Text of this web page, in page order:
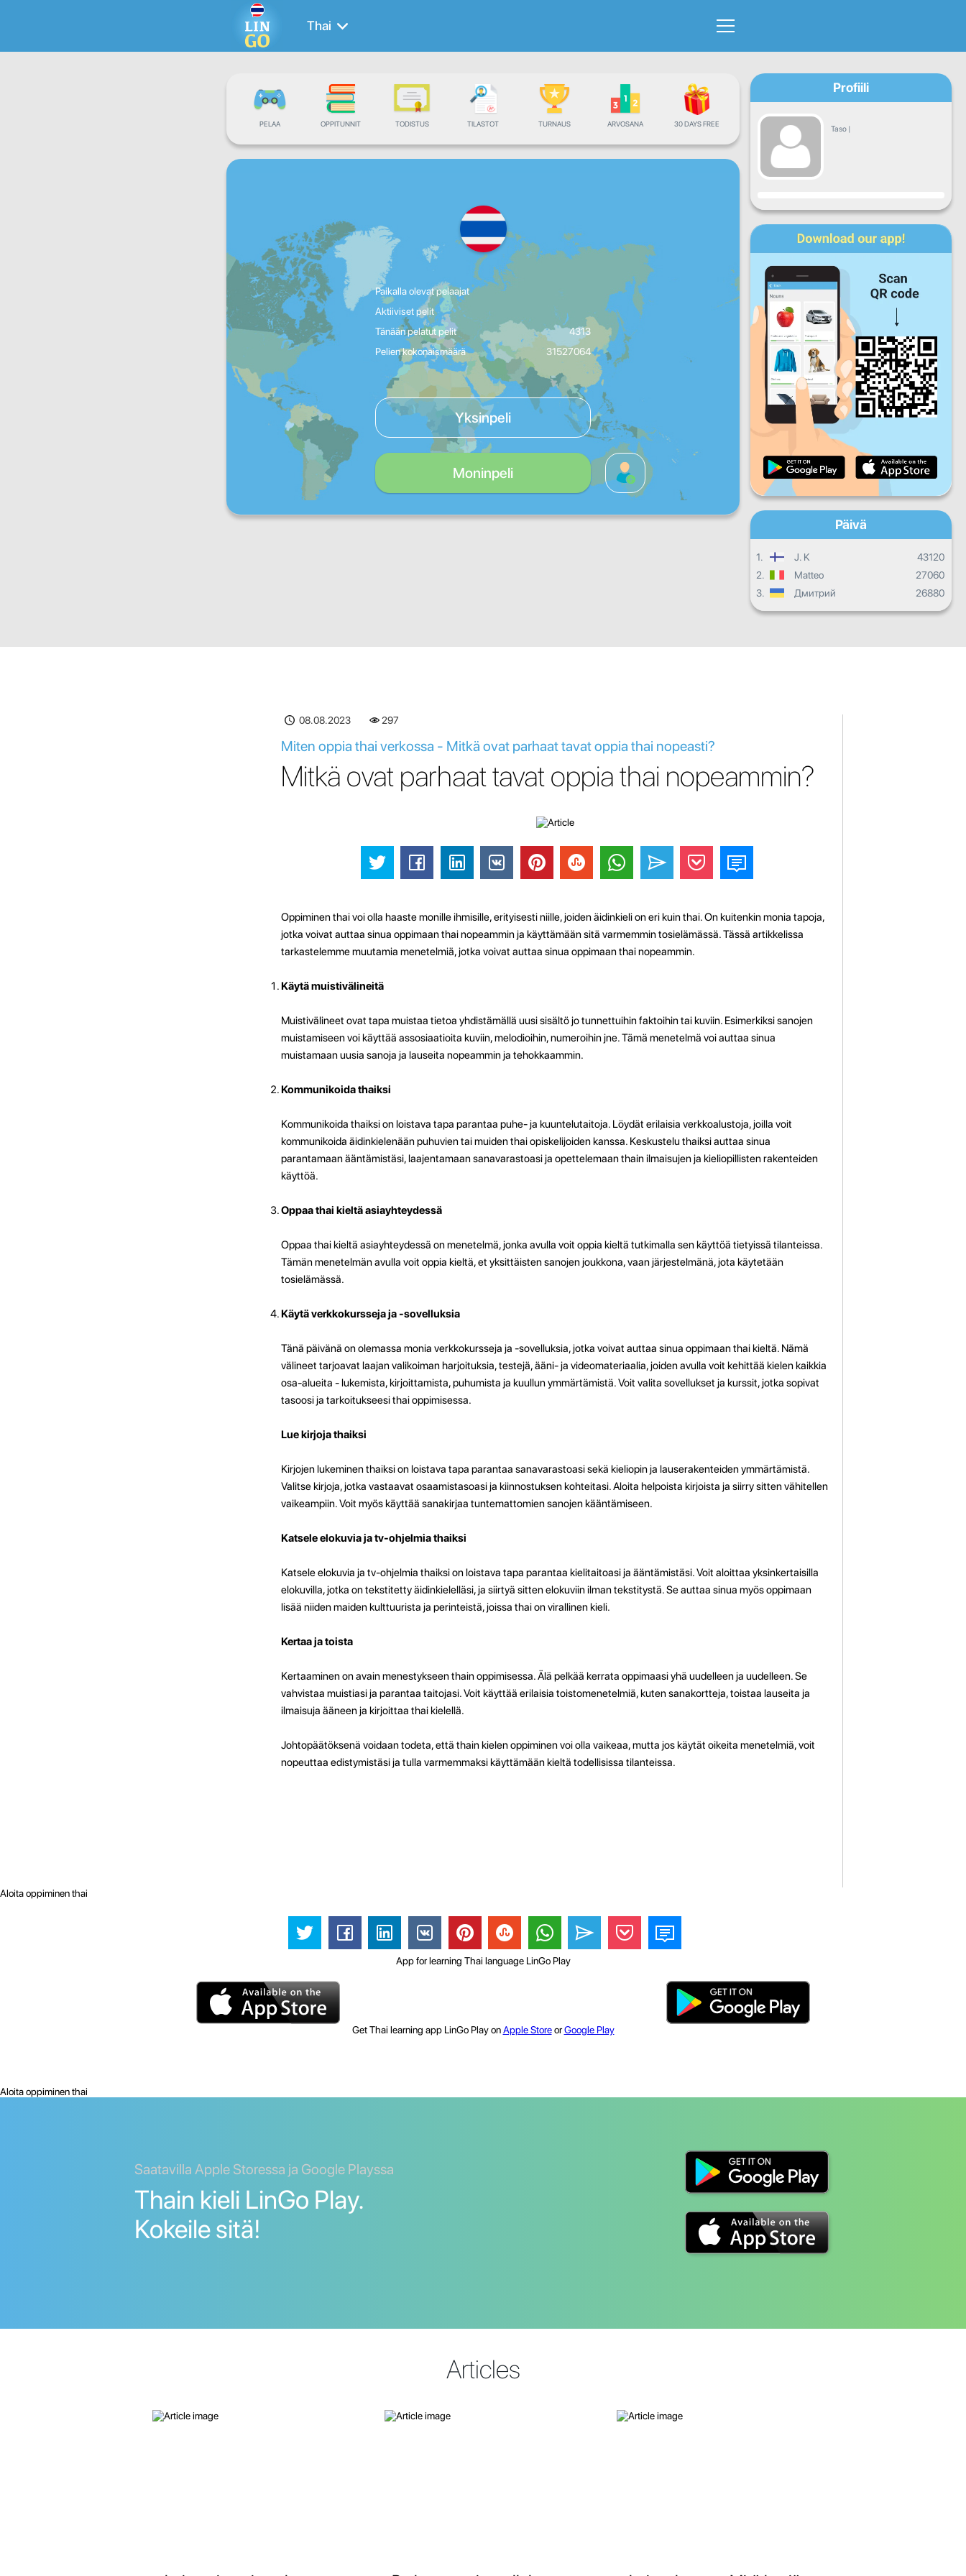
Thai
PELAA OPPITUNNIT TODISTUS TILASTOT TURNAUS ARVOSANA 30 DAYS FREE
Paikalla olevat pelaajat
Aktiiviset pelit
Tänään pelatut pelit
4313
Pelien kokonaismäärä
31527064
Yksinpeli
Moninpeli
Profiili
Taso |
Edistyminen
Ma Ke To
La Su
Päivittäinen edistyminen
Kuukausittainen edistyminen
Kokonaisedistyminen
Päivä
1. J. K
43120
2.
Matteo
27060
3.
Дмитрий 26880
08.08.2023 297
Miten oppia thai verkossa - Mitkä ovat parhaat tavat oppia thai nopeasti?
Mitkä ovat parhaat tavat oppia thai nopeammin?
Oppiminen thai voi olla haaste monille ihmisille, erityisesti niille, joiden äidinkieli on eri kuin thai. On kuitenkin monia tapoja,
jotka voivat auttaa sinua oppimaan thai nopeammin ja käyttämään sitä varmemmin tosielämässä. Tässä artikkelissa
tarkastelemme muutamia menetelmiä, jotka voivat auttaa sinua oppimaan thai nopeammin.
Käytä muistivälineitä
Muistivälineet ovat tapa muistaa tietoa yhdistämällä uusi sisältö jo tunnettuihin faktoihin tai kuviin. Esimerkiksi sanojen
muistamiseen voi käyttää assosiaatioita kuviin, melodioihin, numeroihin jne. Tämä menetelmä voi auttaa sinua
muistamaan uusia sanoja ja lauseita nopeammin ja tehokkaammin.
Kommunikoida thaiksi
Kommunikoida thaiksi on loistava tapa parantaa puhe- ja kuuntelutaitoja. Löydät erilaisia verkkoalustoja, joilla voit
kommunikoida äidinkielenään puhuvien tai muiden thai opiskelijoiden kanssa. Keskustelu thaiksi auttaa sinua
parantamaan ääntämistäsi, laajentamaan sanavarastoasi ja opettelemaan thain ilmaisujen ja kieliopillisten rakenteiden
käyttöä.
Oppaa thai kieltä asiayhteydessä
Oppaa thai kieltä asiayhteydessä on menetelmä, jonka avulla voit oppia kieltä tutkimalla sen käyttöä tietyissä tilanteissa.
Tämän menetelmän avulla voit oppia kieltä, et yksittäisten sanojen joukkona, vaan järjestelmänä, jota käytetään
tosielämässä.
Käytä verkkokursseja ja -sovelluksia
Tänä päivänä on olemassa monia verkkokursseja ja -sovelluksia, jotka voivat auttaa sinua oppimaan thai kieltä. Nämä
välineet tarjoavat laajan valikoiman harjoituksia, testejä, ääni- ja videomateriaalia, joiden avulla voit kehittää kielen kaikkia
osa-alueita - lukemista, kirjoittamista, puhumista ja kuullun ymmärtämistä. Voit valita sovellukset ja kurssit, jotka sopivat
tasoosi ja tarkoitukseesi thai oppimisessa.
Lue kirjoja thaiksi
Kirjojen lukeminen thaiksi on loistava tapa parantaa sanavarastoasi sekä kieliopin ja lauserakenteiden ymmärtämistä.
Valitse kirjoja, jotka vastaavat osaamistasoasi ja kiinnostuksen kohteitasi. Aloita helpoista kirjoista ja siirry sitten vähitellen
vaikeampiin. Voit myös käyttää sanakirjaa tuntemattomien sanojen kääntämiseen.
Katsele elokuvia ja tv-ohjelmia thaiksi
Katsele elokuvia ja tv-ohjelmia thaiksi on loistava tapa parantaa kielitaitoasi ja ääntämistäsi. Voit aloittaa yksinkertaisilla
elokuvilla, jotka on tekstitetty äidinkielelläsi, ja siirtyä sitten elokuviin ilman tekstitystä. Se auttaa sinua myös oppimaan
lisää niiden maiden kulttuurista ja perinteistä, joissa thai on virallinen kieli.
Kertaa ja toista
Kertaaminen on avain menestykseen thain oppimisessa. Älä pelkää kerrata oppimaasi yhä uudelleen ja uudelleen. Se
vahvistaa muistiasi ja parantaa taitojasi. Voit käyttää erilaisia toistomenetelmiä, kuten sanakortteja, toistaa lauseita ja
ilmaisuja ääneen ja kirjoittaa thai kielellä.
Johtopäätöksenä voidaan todeta, että thain kielen oppiminen voi olla vaikeaa, mutta jos käytät oikeita menetelmiä, voit
nopeuttaa edistymistäsi ja tulla varmemmaksi käyttämään kieltä todellisissa tilanteissa.
Aloita oppiminen thai
App for learning Thai language LinGo Play
Get Thai learning app LinGo Play onApple StoreorGoogle Play
Aloita oppiminen thai
Saatavilla Apple Storessa ja Google Playssa
Thain kieli LinGo Play.
Kokeile sitä!
Articles